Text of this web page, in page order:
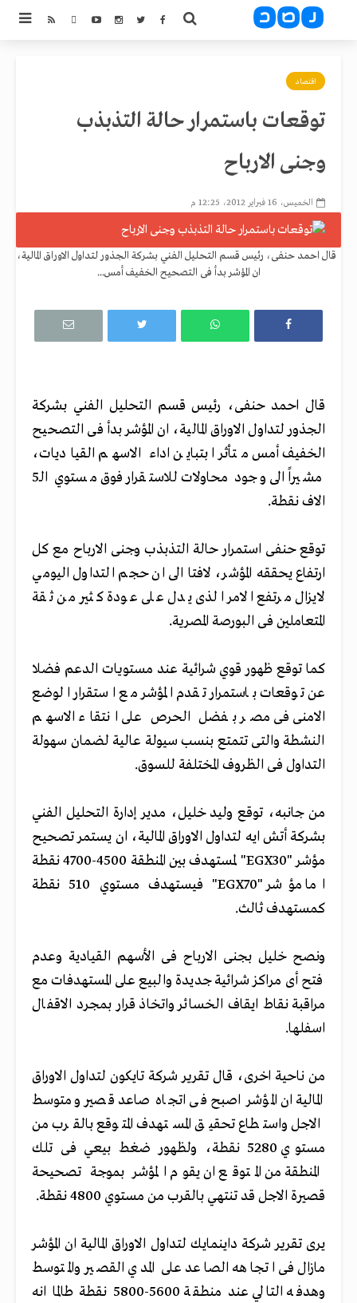
اقتصاد
توقعات باستمرار حالة التذبذب
وجنى الارباح
الخميس، 16 فبراير 2012، 12:25 م
قال احمد حنفى، رئيس قسم التحليل الفني بشركة الجذور لتداول الاوراق المالية،
ان المؤشر بدأ فى التصحيح الخفيف أمس...
قال احمد حنفى، رئيس قسم التحليل الفني بشركة
الجذور لتداول الاوراق المالية، ان المؤشر بدأ فى التصحيح
الخفيف أمس متأثرا بتباين اداء الاسهم القياديات،
مشيراً الى وجود محاولات للاستقرار فوق مستوي الـ5
الاف نقطة.
توقع حنفى استمرار حالة التذبذب وجنى الارباح مع كل
ارتفاع يحققه المؤشر، لافتا الى ان حجم التداول اليومي
لايزال مرتفع الامر الذى يدل على عودة كثير من ثقة
المتعاملين فى البورصة المصرية.
كما توقع ظهور قوي شرائية عند مستويات الدعم فضلا
عن توقعات باستمرار تقدم المؤشر مع استقرار الوضع
الامنى فى مصر بفضل الحرص على انتقاء الاسهم
النشطة والتى تتمتع بنسب سيولة عالية لضمان سهولة
التداول فى الظروف المختلفة للسوق.
من جانبه، توقع وليد خليل، مدير إدارة التحليل الفني
بشركة أتش ايه لتداول الاوراق المالية، ان يستمر تصحيح
مؤشر "EGX30" لمستهدف بين المنطقة 4500-4700 نقطة
اما مؤشر "EGX70" فيستهدف مستوي 510 نقطة
كمستهدف ثالث.
ونصح خليل بجنى الارباح فى الأسهم القيادية وعدم
فتح أى مراكز شرائية جديدة والبيع على المستهدفات مع
مراقبة نقاط ايقاف الخسائر واتخاذ قرار بمجرد الاقفال
اسفلها.
من ناحية اخرى، قال تقرير شركة تايكون لتداول الاوراق
المالية ان المؤشر اصبح فى اتجاه صاعد قصير ومتوسط
الاجل واستطاع تحقيق المستهدف المتوقع بالقرب من
مستوي 5280 نقطة، ولظهور ضغط بيعي فى تلك
المنطقة من المتوقع ان يقوم المؤشر بموجة تصحيحة
قصيرة الاجل قد تنتهي بالقرب من مستوي 4800 نقطة.
يرى تقرير شركة داينمايك لتداول الاوراق المالية ان المؤشر
مازال فى اتجاهه الصاعد على المدي القصير والمتوسط
وهدفه التالي عند منطقة 5600-5800 نقطة طالما انه